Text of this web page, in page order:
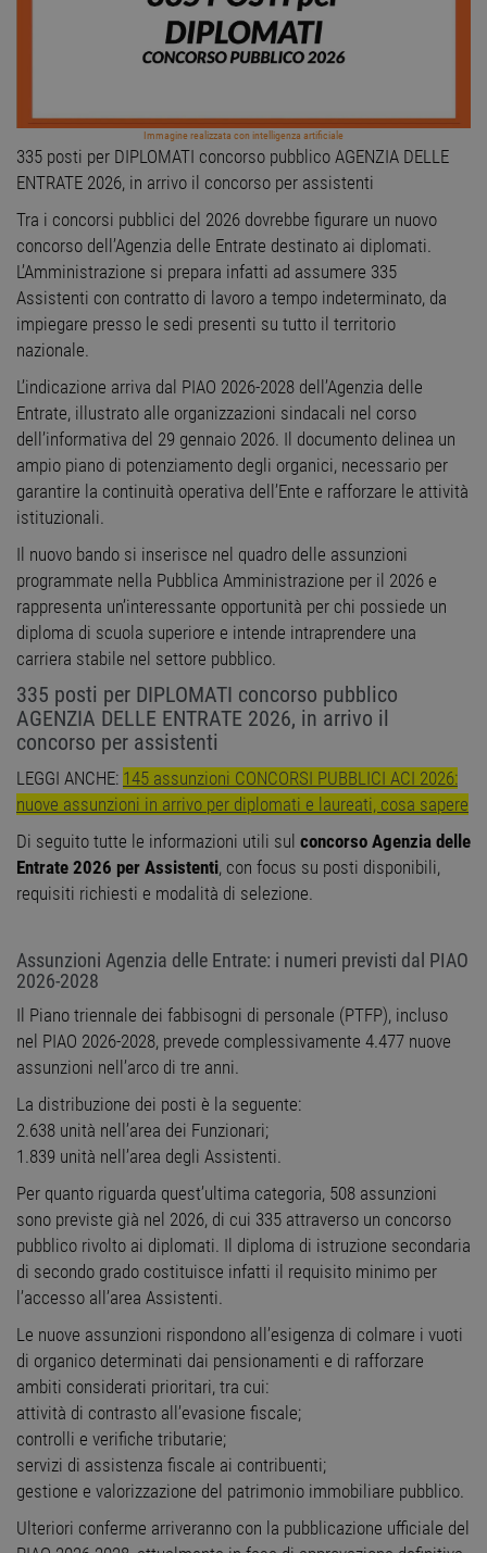
Immagine realizzata con intelligenza artificiale
335 posti per DIPLOMATI concorso pubblico AGENZIA DELLE
ENTRATE 2026, in arrivo il concorso per assistenti
Tra i concorsi pubblici del 2026 dovrebbe figurare un nuovo
concorso dell’Agenzia delle Entrate destinato ai diplomati.
L’Amministrazione si prepara infatti ad assumere 335
Assistenti con contratto di lavoro a tempo indeterminato, da
impiegare presso le sedi presenti su tutto il territorio
nazionale.
L’indicazione arriva dal PIAO 2026-2028 dell’Agenzia delle
Entrate, illustrato alle organizzazioni sindacali nel corso
dell’informativa del 29 gennaio 2026. Il documento delinea un
ampio piano di potenziamento degli organici, necessario per
garantire la continuità operativa dell’Ente e rafforzare le attività
istituzionali.
Il nuovo bando si inserisce nel quadro delle assunzioni
programmate nella Pubblica Amministrazione per il 2026 e
rappresenta un’interessante opportunità per chi possiede un
diploma di scuola superiore e intende intraprendere una
carriera stabile nel settore pubblico.
335 posti per DIPLOMATI concorso pubblico
AGENZIA DELLE ENTRATE 2026, in arrivo il
concorso per assistenti
LEGGI ANCHE: 145 assunzioni CONCORSI PUBBLICI ACI 2026:
nuove assunzioni in arrivo per diplomati e laureati, cosa sapere
Di seguito tutte le informazioni utili sul concorso Agenzia delle
Entrate 2026 per Assistenti, con focus su posti disponibili,
requisiti richiesti e modalità di selezione.
Assunzioni Agenzia delle Entrate: i numeri previsti dal PIAO
2026-2028
Il Piano triennale dei fabbisogni di personale (PTFP), incluso
nel PIAO 2026-2028, prevede complessivamente 4.477 nuove
assunzioni nell’arco di tre anni.
La distribuzione dei posti è la seguente:
2.638 unità nell’area dei Funzionari;
1.839 unità nell’area degli Assistenti.
Per quanto riguarda quest’ultima categoria, 508 assunzioni
sono previste già nel 2026, di cui 335 attraverso un concorso
pubblico rivolto ai diplomati. Il diploma di istruzione secondaria
di secondo grado costituisce infatti il requisito minimo per
l’accesso all’area Assistenti.
Le nuove assunzioni rispondono all’esigenza di colmare i vuoti
di organico determinati dai pensionamenti e di rafforzare
ambiti considerati prioritari, tra cui:
attività di contrasto all’evasione fiscale;
controlli e verifiche tributarie;
servizi di assistenza fiscale ai contribuenti;
gestione e valorizzazione del patrimonio immobiliare pubblico.
Ulteriori conferme arriveranno con la pubblicazione ufficiale del